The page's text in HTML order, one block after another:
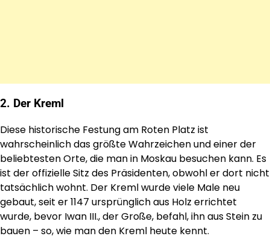
2. Der Kreml
Diese historische Festung am Roten Platz ist
wahrscheinlich das größte Wahrzeichen und einer der
beliebtesten Orte, die man in Moskau besuchen kann. Es
ist der offizielle Sitz des Präsidenten, obwohl er dort nicht
tatsächlich wohnt. Der Kreml wurde viele Male neu
gebaut, seit er 1147 ursprünglich aus Holz errichtet
wurde, bevor Iwan III., der Große, befahl, ihn aus Stein zu
bauen – so, wie man den Kreml heute kennt.